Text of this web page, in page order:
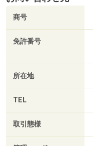
商号
免許番号
所在地
TEL
取引態様